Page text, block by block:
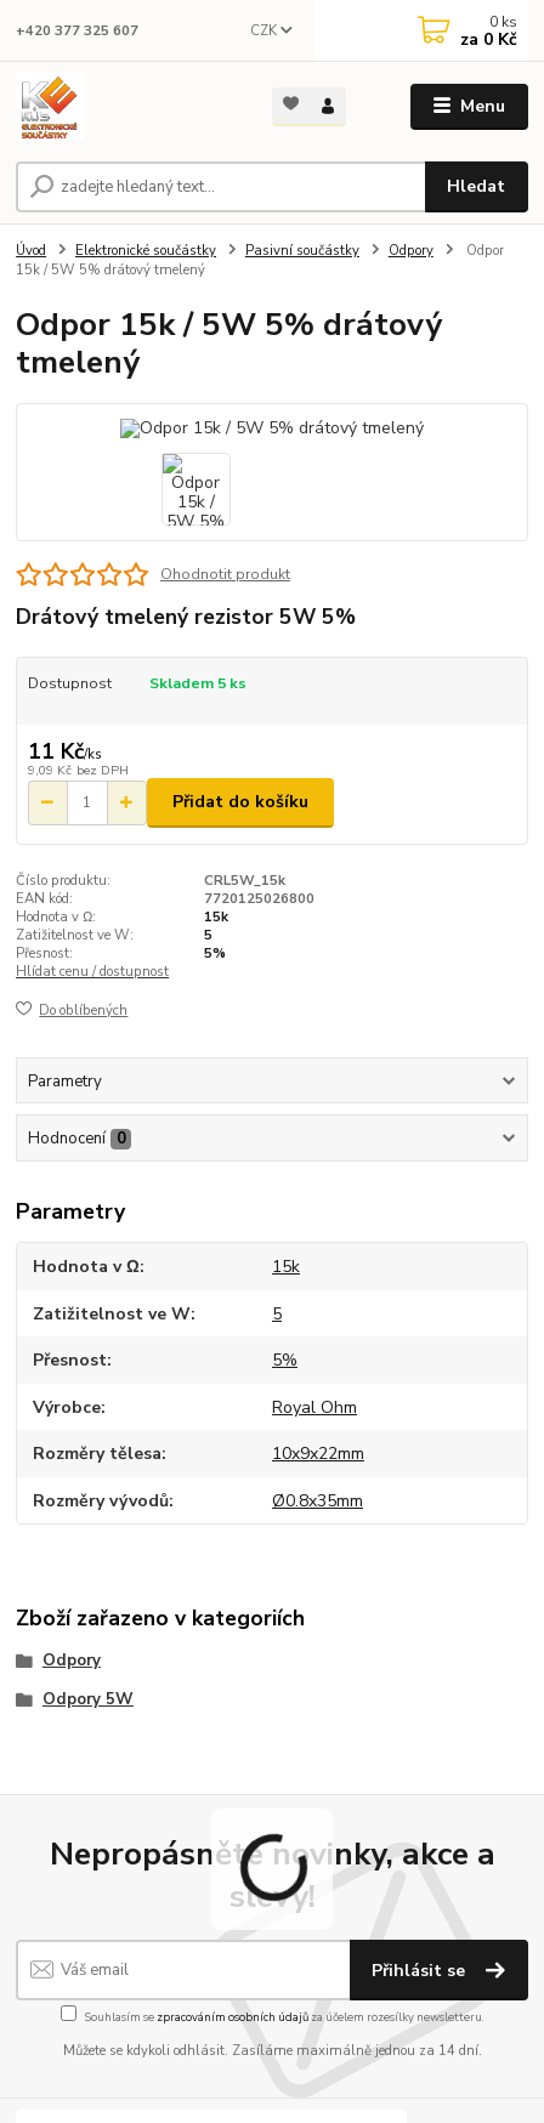
Menu
CZK
Hledat
+420 377 325 607 0 ks
za 0 Kč
Úvod Elektronické součástky Pasivní součástky Odpory
Odpor
15k / 5W 5% drátový tmelený
Odpor 15k / 5W 5% drátový
tmelený
Ohodnotit produkt
Drátový tmelený rezistor 5W 5%
Dostupnost Skladem 5 ks
11 Kč/ks
9,09 Kč bez DPH
Přidat do košíku
Číslo produktu:
CRL5W_15k
EAN kód:
7720125026800
Hodnota v Ω:
15k
Zatižitelnost ve W:
5
Přesnost:
5%
Hlídat cenu / dostupnost
Do oblíbených
Parametry
Hodnocení 0
Parametry
Hodnota v Ω 15k
Zatižitelnost ve W 5
Přesnost 5%
Výrobce Royal Ohm
Rozměry tělesa 10x9x22mm
Rozměry vývodů Ø0.8x35mm
Zboží zařazeno v kategoriích
Odpory
Odpory 5W
Nepropásněte novinky, akce a
slevy!
Přihlásit se
Souhlasím se zpracováním osobních údajůza účelem rozesílky newsletteru.
Můžete se kdykoli odhlásit. Zasíláme maximálně jednou za 14 dní.